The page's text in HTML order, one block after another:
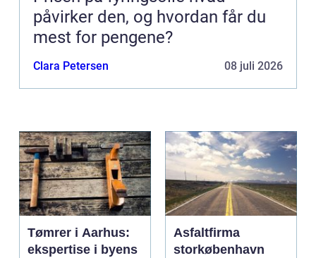
påvirker den, og hvordan får du
mest for pengene?
Clara Petersen 08 juli 2026
Tømrer i Aarhus:
ekspertise i byens
Asfaltfirma
storkøbenhavn